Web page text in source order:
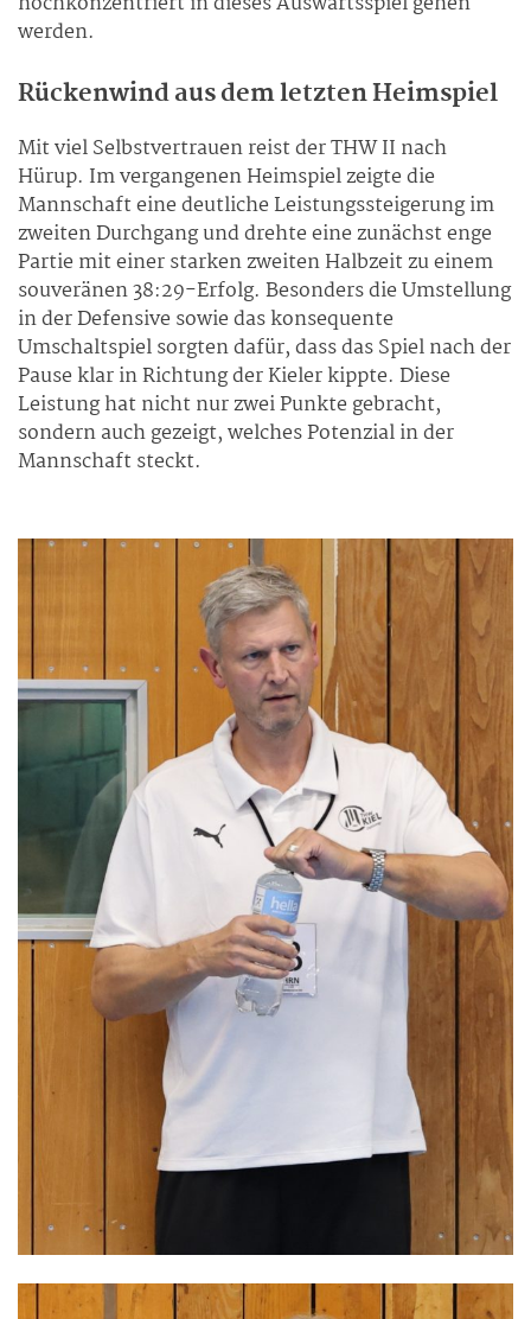
werden.
Rückenwind aus dem letzten Heimspiel
Mit viel Selbstvertrauen reist der THW II nach
Hürup. Im vergangenen Heimspiel zeigte die
Mannschaft eine deutliche Leistungssteigerung im
zweiten Durchgang und drehte eine zunächst enge
Partie mit einer starken zweiten Halbzeit zu einem
souveränen 38:29-Erfolg. Besonders die Umstellung
in der Defensive sowie das konsequente
Umschaltspiel sorgten dafür, dass das Spiel nach der
Pause klar in Richtung der Kieler kippte. Diese
Leistung hat nicht nur zwei Punkte gebracht,
sondern auch gezeigt, welches Potenzial in der
Mannschaft steckt.